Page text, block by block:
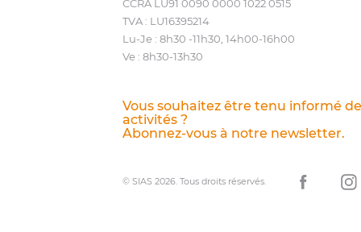
CCRA LU91 0090 0000 1022 0515
TVA : LU16395214
Lu-Je : 8h30 ‑11h30, 14h00-16h00
Ve : 8h30-13h30
Vous souhaitez être tenu informé
activités ?
Abonnez-vous à notre newsletter.
© SIAS 2026. Tous droits réservés. Facebook